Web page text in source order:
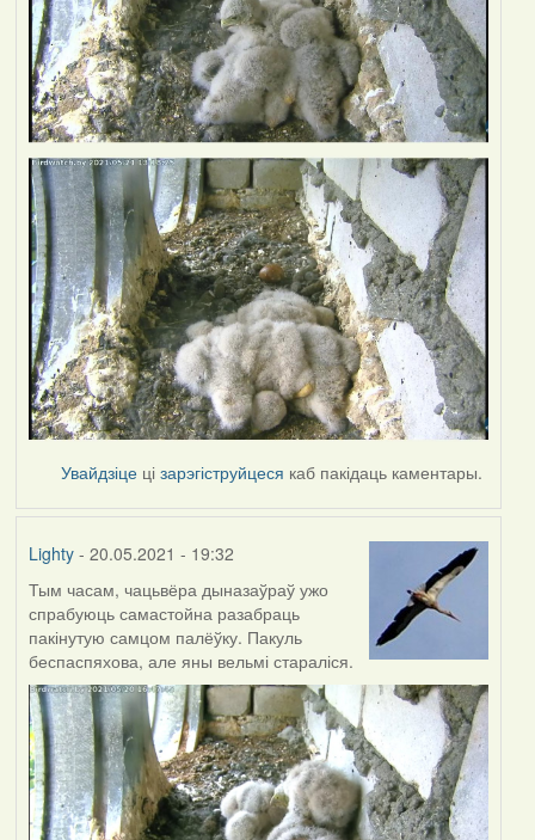
Увайдзіце цізарэгіструйцеся каб пакідаць каментары.
Lighty- 20.05.2021 - 19:32
Тым часам, чацьвёра дыназаўраў ужо
спрабуюць самастойна разабраць
пакінутую самцом палёўку. Пакуль
беспаспяхова, але яны вельмі стараліся.